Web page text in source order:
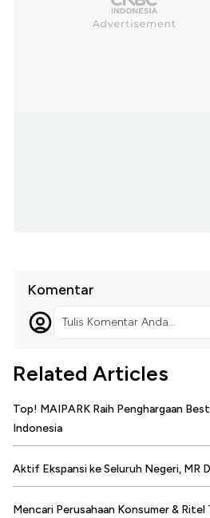
Komentar
Tulis Komentar Anda...
Related Articles
Top! MAIPARK Raih Penghargaan
Indonesia
Aktif Ekspansi ke Seluruh Negeri, MR
Mencari Perusahaan Konsumer & Ritel